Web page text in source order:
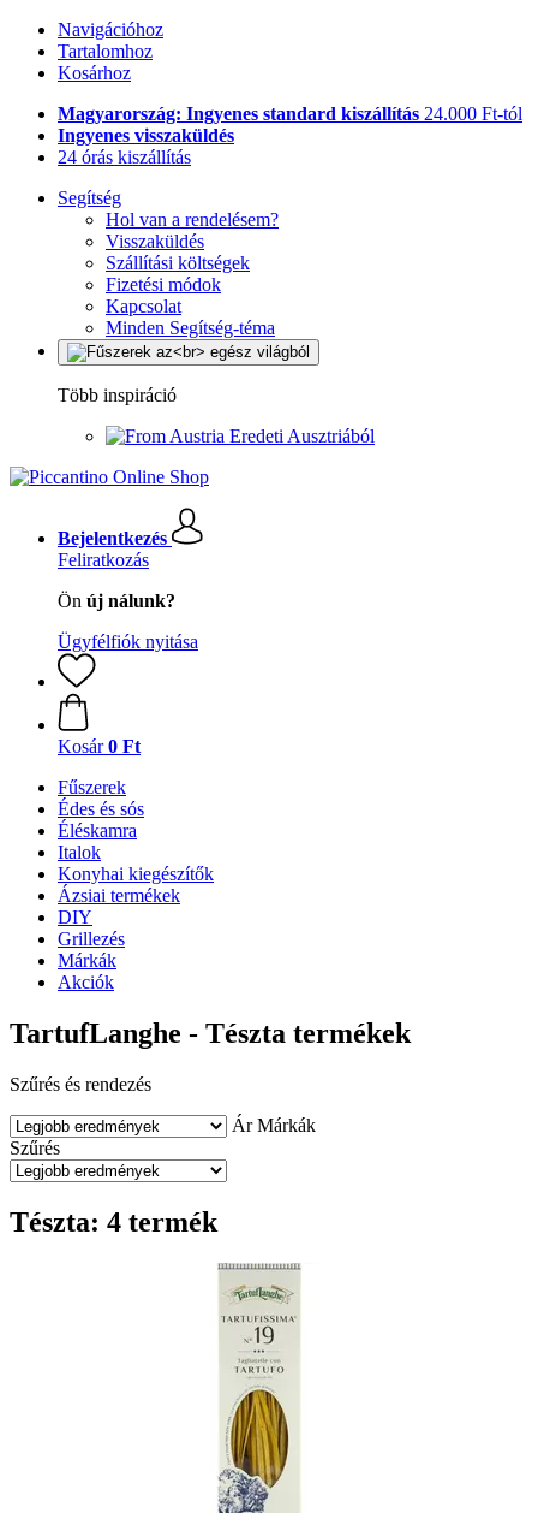
Navigációhoz
Tartalomhoz
Kosárhoz
Magyarország: Ingyenes standard kiszállítás 24.000 Ft-tól
Ingyenes visszaküldés
24 órás kiszállítás
Segítség
Hol van a rendelésem?
Visszaküldés
Szállítási költségek
Fizetési módok
Kapcsolat
Minden Segítség-téma
Több inspiráció
Eredeti Ausztriából
Bejelentkezés
Feliratkozás
Ön új nálunk?
Ügyfélfiók nyitása
Kosár 0 Ft
Fűszerek
Édes és sós
Éléskamra
Italok
Konyhai kiegészítők
Ázsiai termékek
DIY
Grillezés
Márkák
Akciók
TartufLanghe - Tészta termékek
Szűrés és rendezés
Ár Márkák
Szűrés
Tészta: 4 termék